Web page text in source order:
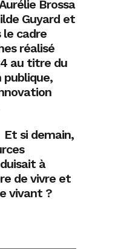
Brossa
Guyard et
le cadre
réalisé
au titre du
publique,
Et si demain,
à
de vivre et
vivant ?